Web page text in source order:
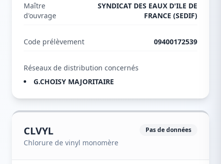
Maître
d'ouvrage
SYNDICAT DES EAUX D'ILE DE
FRANCE (SEDIF)
Code prélèvement 09400172539
Réseaux de distribution concernés
G.CHOISY MAJORITAIRE
CLVYL
Chlorure de vinyl monomère
Pas de données